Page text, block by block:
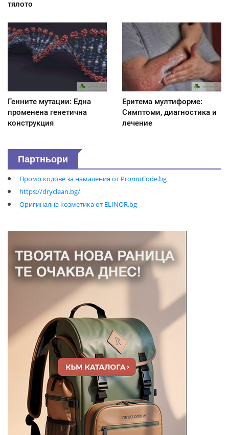
тялото
Генните мутации: Една
променена генетична
конструкция
Еритема мултиформе:
Симптоми, диагностика и
лечение
Партньори
Промо кодове за намаления от PromoCode.bg
https://dryclean.bg/
Оригинална козметика от ELINOR.bg